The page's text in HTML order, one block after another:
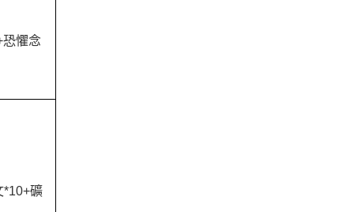
恐懼念
*10+礦